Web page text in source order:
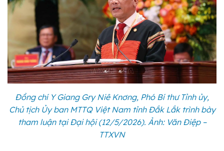
Đồng chí Y Giang Gry Niê Knơng, Phó Bí thư Tỉnh ủy,
Chủ tịch Ủy ban MTTQ Việt Nam tỉnh Đắk Lắk trình bày
tham luận tại Đại hội (12/5/2026). Ảnh: Văn Điệp –
TTXVN